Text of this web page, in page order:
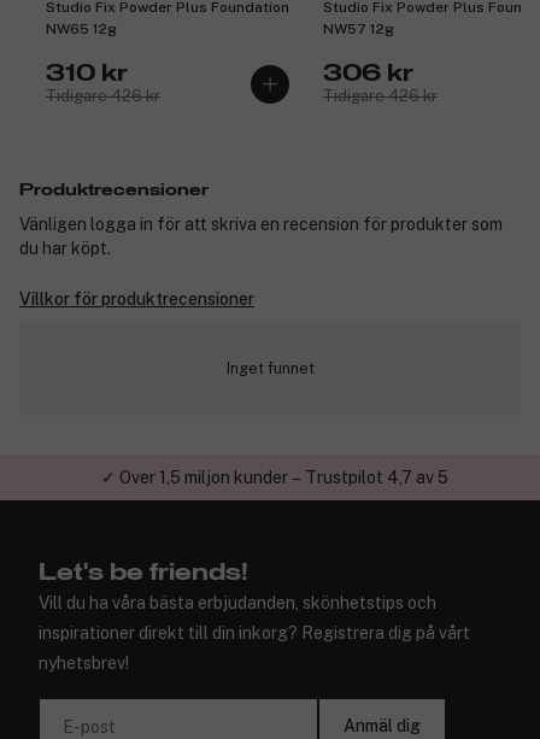
Studio Fix Powder Plus Foundation
NW65 12g
310 kr
Tidigare 426 kr
Studio Fix Powder Plus
NW57 12g
306 kr
Tidigare 426 kr
Produktrecensioner
Vänligen logga in för att skriva en recension för produkter som
du har köpt.
Villkor för produktrecensioner
Inget funnet
✓ Över 1,5 miljon kunder – Trustpilot 4,7 av 5
Let's be friends!
Vill du ha våra bästa erbjudanden, skönhetstips och
inspirationer direkt till din inkorg? Registrera dig på vårt
nyhetsbrev!
E-post Anmäl dig